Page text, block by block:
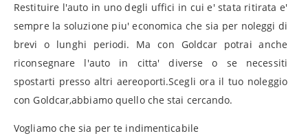
Restituire l'auto in uno degli uffici in cui e' stata ritirata e'
sempre la soluzione piu' economica che sia per noleggi di
brevi o lunghi periodi. Ma con Goldcar potrai anche
riconsegnare l'auto in citta' diverse o se necessiti
spostarti presso altri aereoporti.Scegli ora il tuo noleggio
con Goldcar,abbiamo quello che stai cercando.
Vogliamo che sia per te indimenticabile